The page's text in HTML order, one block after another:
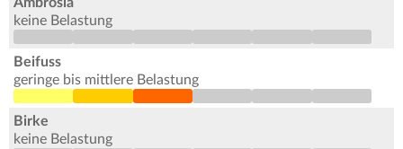
Ambrosia
keine Belastung
Beifuss
geringe bis mittlere Belastung
Birke
keine Belastung